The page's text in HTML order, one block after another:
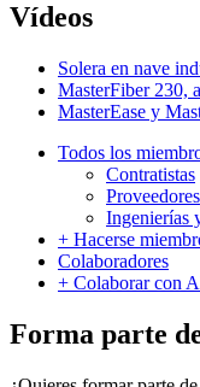
Vídeos
Solera en nave
MasterFiber 230,
MasterEase y
Todos los
Contratistas
Proveedores
Ingenierías
+ Hacerse
Colaboradores
+ Colaborar con
Forma parte